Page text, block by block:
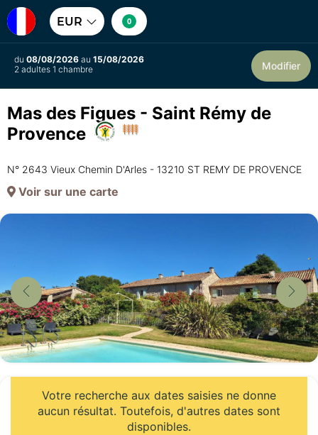
EUR 0
du 08/08/2026 au 15/08/2026
2 adultes 1 chambre
Modifier
Mas des Figues - Saint Rémy de
Provence
N° 2643 Vieux Chemin D'Arles - 13210 ST REMY DE PROVENCE
Voir sur une carte
Votre recherche aux dates saisies ne donne
aucun résultat. Toutefois, d'autres dates sont
disponibles.